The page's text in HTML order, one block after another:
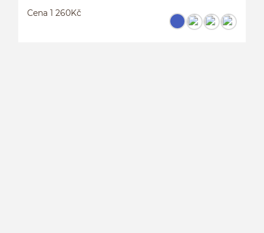
Cena 1 260Kč